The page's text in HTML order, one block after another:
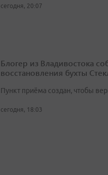
сегодня, 20:07
Блогер из Владивостока
восстановления бухты
Пункт приёма создан, чтобы
сегодня, 18:03